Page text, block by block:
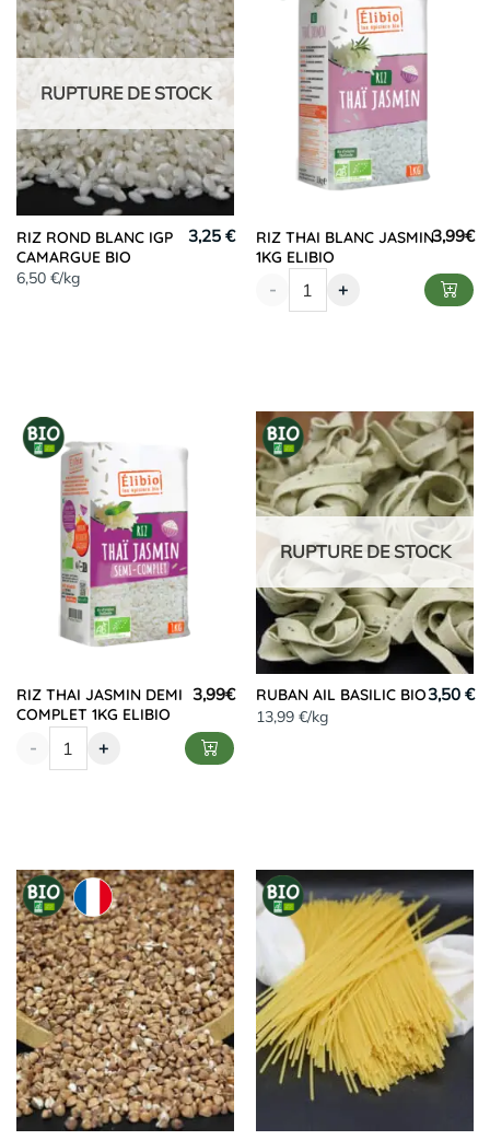
RUPTURE DE STOCK
RIZ ROND BLANC IGP
CAMARGUE BIO
6,50 €/kg
3,25 €
RIZ THAI BLANC JASMIN
1KG ELIBIO
3,99€
- +
RIZ THAI JASMIN DEMI
COMPLET 1KG ELIBIO
3,99€
- +
RUPTURE DE STOCK
RUBAN AIL BASILIC BIO
13,99 €/kg
3,50 €